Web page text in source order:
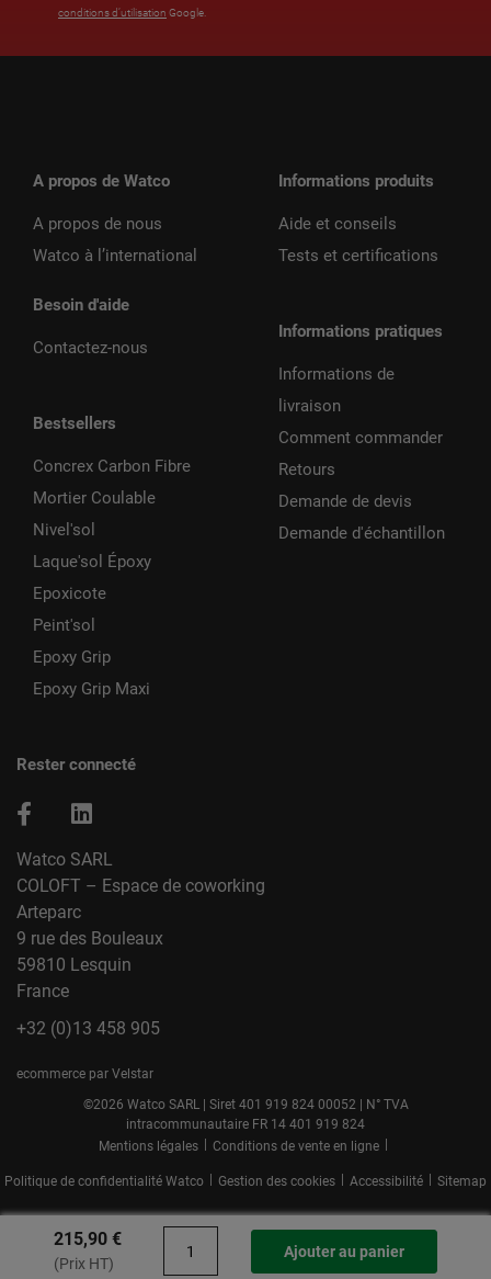
215,90 €
(Prix HT)
Ajouter au panier
conditions d’utilisation Google.
A propos de Watco
A propos de nous
Watco à l’international
Besoin d'aide
Contactez-nous
Bestsellers
Concrex Carbon Fibre
Mortier Coulable
Nivel'sol
Laque'sol Époxy
Epoxicote
Peint'sol
Epoxy Grip
Epoxy Grip Maxi
Informations produits
Aide et conseils
Tests et certifications
Informations pratiques
Informations de
livraison
Comment commander
Retours
Demande de devis
Demande d'échantillon
Rester connecté
Watco SARL
COLOFT – Espace de coworking
Arteparc
9 rue des Bouleaux
59810 Lesquin
France
+32 (0)13 458 905
ecommerce par Velstar
©2026 Watco SARL | Siret 401 919 824 00052 | N° TVA
intracommunautaire FR 14 401 919 824
Mentions légales | Conditions de vente en ligne |
Politique de confidentialité Watco | Gestion des cookies | Accessibilité | Sitemap